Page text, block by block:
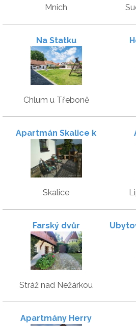
Mnich
Na Statku
Chlum u Třeboně
Apartmán Skalice k
rekreaci/pronájmu
Skalice
Farský dvůr
Stráž nad Nežárkou
Apartmány Herry